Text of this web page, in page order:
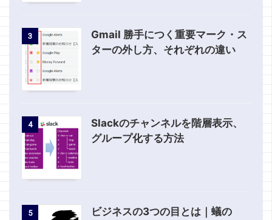
3
Gmail 勝手につく重要マーク・ス
ターの外し方、それぞれの違い
4
Slackのチャンネルを階層表示、
グループ化する方法
5
ビジネスの3つの目とは｜蟻の